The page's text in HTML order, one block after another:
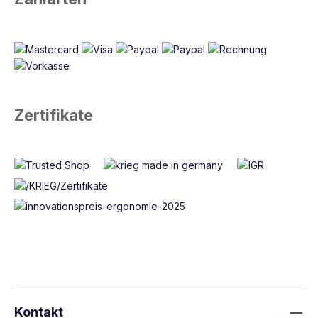
Ideal für wechselnde Aufgaben, Prozesse und
Stahlkonstruktion
Kompatibel mit sämtlichen MULTIPLAN
Anforderungen
Arbeitsplatz
Die Aufbauportale des MULTIPLAN-Systems tragen
wie Fertigung, Montage, Labor, Prüfung, Reparatur
Zertifikate
Kontakt